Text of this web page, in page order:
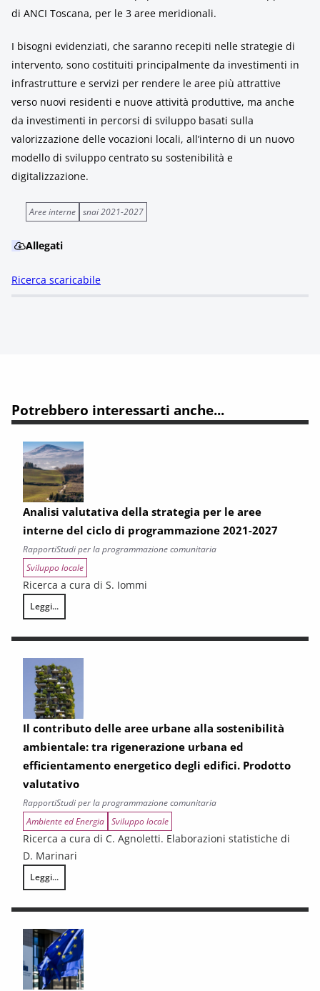
di ANCI Toscana, per le 3 aree meridionali.
I bisogni evidenziati, che saranno recepiti nelle strategie di
intervento, sono costituiti principalmente da investimenti in
infrastrutture e servizi per rendere le aree più attrattive
verso nuovi residenti e nuove attività produttive, ma anche
da investimenti in percorsi di sviluppo basati sulla
valorizzazione delle vocazioni locali, all’interno di un nuovo
modello di sviluppo centrato su sostenibilità e
digitalizzazione.
Aree interne snai 2021-2027
Allegati
Ricerca scaricabile
Potrebbero interessarti anche...
Analisi valutativa della strategia per le aree
interne del ciclo di programmazione 2021-2027
RapportiStudi per la programmazione comunitaria
Sviluppo locale
Ricerca a cura di S. Iommi
Leggi...
Analisi valutativa della strategia per le aree interne del ciclo di
Il contributo delle aree urbane alla sostenibilità
ambientale: tra rigenerazione urbana ed
efficientamento energetico degli edifici. Prodotto
valutativo
RapportiStudi per la programmazione comunitaria
Ambiente ed Energia Sviluppo locale
Ricerca a cura di C. Agnoletti. Elaborazioni statistiche di
D. Marinari
Leggi...
Il contributo delle aree urbane alla sostenibilità ambientale: tra